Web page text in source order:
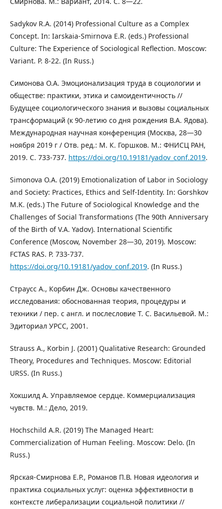
Sadykov R.A. (2014) Professional Culture as a Complex
Concept. In: Iarskaia-Smirnova E.R. (eds.) Professional
Culture: The Experience of Sociological Reflection. Moscow:
Variant. P. 8-22. (In Russ.)
Симонова О.А. Эмоционализация труда в социологии и
обществе: практики, этика и самоидентичность //
Будущее социологического знания и вызовы социальных
трансформаций (к 90-летию со дня рождения В.А. Ядова).
Международная научная конференция (Москва, 28—30
ноября 2019 г / Отв. ред.: М. К. Горшков. М.: ФНИСЦ РАН,
2019. С. 733-737. https://doi.org/10.19181/yadov_conf.2019.
Simonova O.A. (2019) Emotionalization of Labor in Sociology
and Society: Practices, Ethics and Self-Identity. In: Gorshkov
M.K. (eds.) The Future of Sociological Knowledge and the
Challenges of Social Transformations (The 90th Anniversary
of the Birth of V.A. Yadov). International Scientific
Conference (Moscow, November 28—30, 2019). Moscow:
FCTAS RAS. P. 733-737.
https://doi.org/10.19181/yadov_conf.2019. (In Russ.)
Страусс А., Корбин Дж. Основы качественного
исследования: обоснованная теория, процедуры и
техники / пер. с англ. и послесловие Т. С. Васильевой. М.:
Эдиториал УРСС, 2001.
Strauss A., Korbin J. (2001) Qualitative Research: Grounded
Theory, Procedures and Techniques. Moscow: Editorial
URSS. (In Russ.)
Хокшилд А. Управляемое сердце. Коммерциализация
чувств. М.: Дело, 2019.
Hochschild A.R. (2019) The Managed Heart:
Commercialization of Human Feeling. Moscow: Delo. (In
Russ.)
Ярская-Смирнова Е.Р., Романов П.В. Новая идеология и
практика социальных услуг: оценка эффективности в
контексте либерализации социальной политики //